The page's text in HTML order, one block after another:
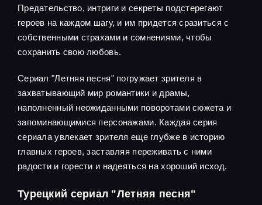
Предательство, интриги и секреты подстерегают
героев на каждом шагу, и им придется сразиться с
собственными страхами и сомнениями, чтобы
сохранить свою любовь.
Сериал "Летняя песня" погружает зрителя в
захватывающий мир романтики и драмы,
наполненный неожиданными поворотами сюжета и
запоминающимися персонажами. Каждая серия
сериала увлекает зрителя еще глубже в историю
главных героев, заставляя переживать с ними
радости и горести и надеяться на хороший исход.
Турецкий сериал "Летняя песня"